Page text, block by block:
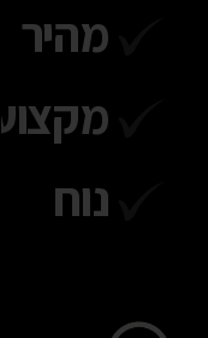
מהיר
מקצועי
נוח